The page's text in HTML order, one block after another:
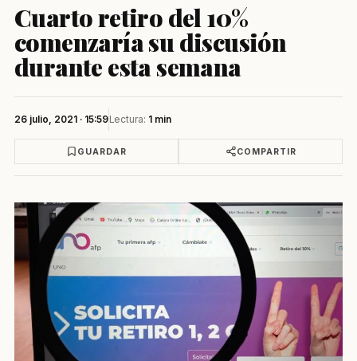
Cuarto retiro del 10%
comenzaría su discusión
durante esta semana
26 julio, 2021 · 15:59Lectura: 1 min
GUARDAR COMPARTIR